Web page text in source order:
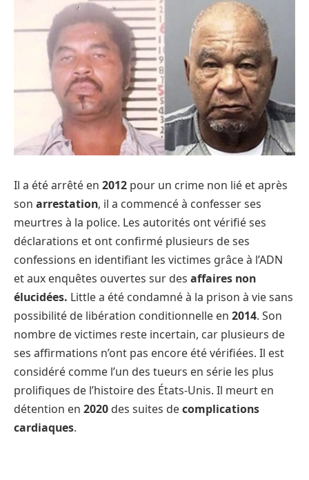
Il a été arrêté en 2012 pour un crime non lié et après
son arrestation, il a commencé à confesser ses
meurtres à la police. Les autorités ont vérifié ses
déclarations et ont confirmé plusieurs de ses
confessions en identifiant les victimes grâce à l’ADN
et aux enquêtes ouvertes sur des affaires non
élucidées. Little a été condamné à la prison à vie sans
possibilité de libération conditionnelle en 2014. Son
nombre de victimes reste incertain, car plusieurs de
ses affirmations n’ont pas encore été vérifiées. Il est
considéré comme l’un des tueurs en série les plus
prolifiques de l’histoire des États-Unis. Il meurt en
détention en 2020 des suites decomplications
cardiaques.